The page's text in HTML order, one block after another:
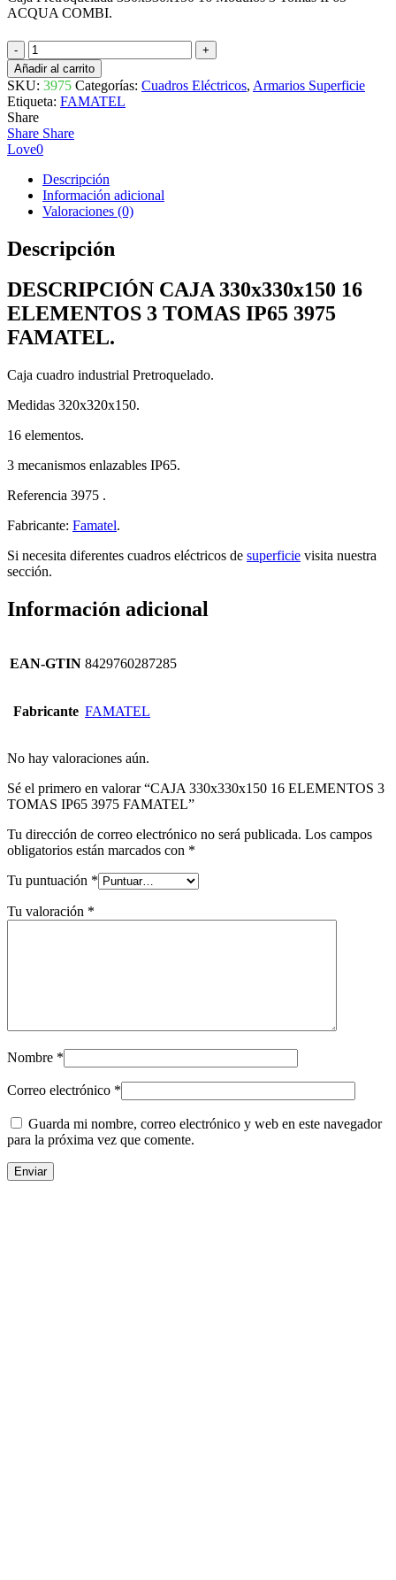
ACQUA COMBI.
CAJA
330x330x150
16
ELEMENTOS
3
TOMAS
IP65
3975
FAMATEL
cantidad
Añadir al carrito
SKU: 3975 Categorías: Cuadros Eléctricos, Armarios Superficie
Etiqueta: FAMATEL
Share
Share Share
Love0
Descripción
Información adicional
Valoraciones (0)
Descripción
DESCRIPCIÓN CAJA 330x330x150 16
ELEMENTOS 3 TOMAS IP65 3975
FAMATEL.
Caja cuadro industrial Pretroquelado.
Medidas 320x320x150.
16 elementos.
3 mecanismos enlazables IP65.
Referencia 3975 .
Fabricante: Famatel.
Si necesita diferentes cuadros eléctricos de superficie visita nuestra
sección.
Información adicional
EAN-GTIN 8429760287285
Fabricante FAMATEL
No hay valoraciones aún.
Sé el primero en valorar “CAJA 330x330x150 16 ELEMENTOS 3
TOMAS IP65 3975 FAMATEL”
Tu dirección de correo electrónico no será publicada. Los campos
obligatorios están marcados con *
Tu puntuación *
Tu valoración *
Nombre *
Correo electrónico *
Guarda mi nombre, correo electrónico y web en este navegador
para la próxima vez que comente.